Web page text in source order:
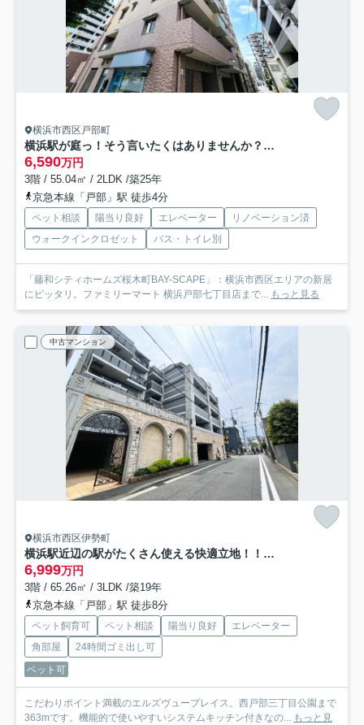
横浜市西区戸部町
横浜駅が庭っ！そう言いたくはありませんか？この辺りでワンちゃんの散歩をしている方を見かけると、勝ち組やなぁ～ってつい思っちゃう。それが、『藤和シティホームズ桜木町BAY-SCAPE』リノベーション
6,590万円
3階 / 55.04㎡ / 2LDK /築25年
京急本線「戸部」駅 徒歩4分
ペット相談 陽当り良好 エレベーター
リノベーション済
ウォークインクロゼット
バス・トイレ別
「藤和シティホームズ桜木町BAY-SCAPE」：横浜市西区エリアの新居
にピッタリ。ファミリーマート 横浜戸部七丁目店まで... もっと見る
中古マンション
横浜市西区伊勢町
横浜駅近辺の駅がたくさん使える快適立地！！洋館テイストの外観が魅せる横濱らしさ全開の佇まい！！角部屋のポテンシャルも発揮され、ペットの飼育もOKな、『エルズヴュープレイス』リノベーション
6,999万円
3階 / 65.26㎡ / 3LDK /築19年
京急本線「戸部」駅 徒歩8分
ペット飼育可 ペット相談 陽当り良好
エレベーター
角部屋
24時間ゴミ出し可
ペット可
こだわりポイント満載のエルズヴュープレイス。西戸部三丁目公園まで
363mです。機能的で使いやすいシステムキッチン付きなの... もっと見